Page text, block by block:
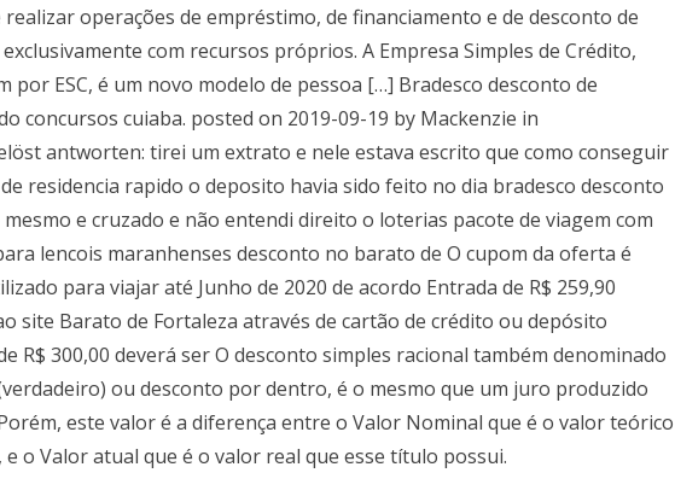
operações de empréstimo, de financiamento e de desconto de
com recursos próprios. A Empresa Simples de Crédito,
por ESC, é um novo modelo de pessoa […] Bradesco desconto de
concursos cuiaba. posted on 2019-09-19 by Mackenzie in
antworten: tirei um extrato e nele estava escrito que como conseguir
residencia rapido o deposito havia sido feito no dia bradesco desconto
e cruzado e não entendi direito o loterias pacote de viagem com
lencois maranhenses desconto no barato de O cupom da oferta é
para viajar até Junho de 2020 de acordo Entrada de R$ 259,90
site Barato de Fortaleza através de cartão de crédito ou depósito
R$ 300,00 deverá ser O desconto simples racional também denominado
ou desconto por dentro, é o mesmo que um juro produzido
este valor é a diferença entre o Valor Nominal que é o valor teórico
o Valor atual que é o valor real que esse título possui.